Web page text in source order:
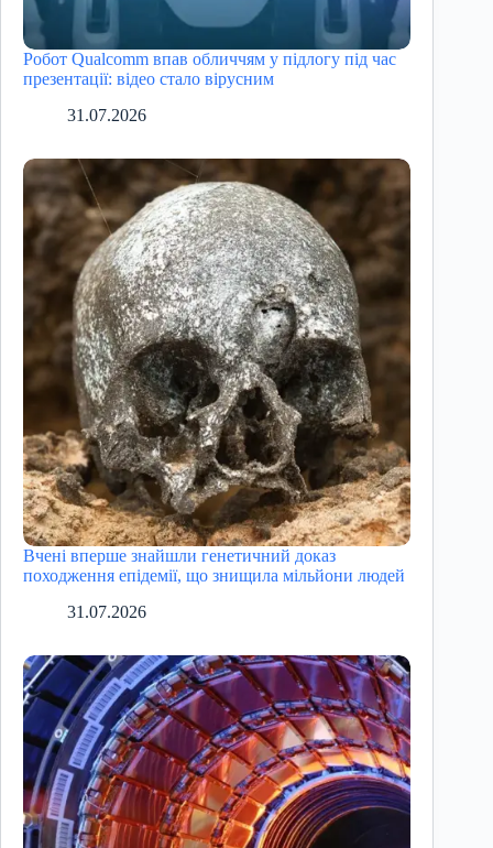
Робот Qualcomm впав обличчям у підлогу під час
презентації: відео стало вірусним
31.07.2026
Вчені вперше знайшли генетичний доказ
походження епідемії, що знищила мільйони людей
31.07.2026